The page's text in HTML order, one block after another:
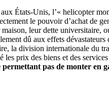
États-Unis, l’« helicopter
le pouvoir d’achat de
leur dette universitaire,
dû aux effets
la division internationale du
prix des biens et des services
pas de monter en